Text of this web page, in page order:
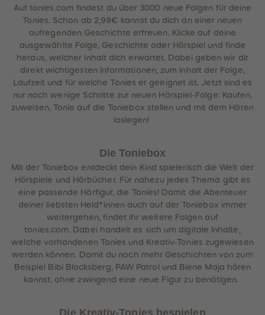
Auf tonies.com findest du über 3000 neue Folgen für deine
Tonies. Schon ab 2,99€ kannst du dich an einer neuen
aufregenden Geschichte erfreuen. Klicke auf deine
ausgewählte Folge, Geschichte oder Hörspiel und finde
heraus, welcher Inhalt dich erwartet. Dabei geben wir dir
direkt wichtigesten Informationen, zum Inhalt der Folge,
Laufzeit und für welche Tonies er geeignet ist. Jetzt sind es
nur noch wenige Schritte zur neuen Hörspiel-Folge: Kaufen,
zuweisen, Tonie auf die Toniebox stellen und mit dem Hören
loslegen!
Die Toniebox
Mit der Toniebox entdeckt dein Kind spielerisch die Welt der
Hörspiele und Hörbücher. Für nahezu jedes Thema gibt es
eine passende Hörfigur, die Tonies! Damit die Abenteuer
deiner liebsten Held*innen auch auf der Toniebox immer
weitergehen, findet ihr weitere Folgen auf
tonies.com. Dabei handelt es sich um digitale Inhalte,
welche vorhandenen Tonies und Kreativ-Tonies zugewiesen
werden können. Damit du noch mehr Geschichten von zum
Beispiel Bibi Blocksberg, PAW Patrol und Biene Maja hören
kannst, ohne zwingend eine neue Figur zu benötigen.
Die Kreativ-Tonies bespielen